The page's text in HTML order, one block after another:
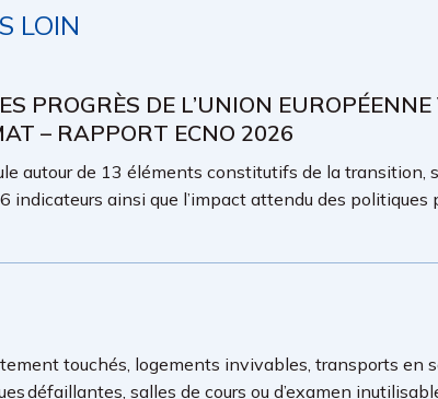
LOIN
PROGRÈS DE L’UNION
– RAPPORT ECNO 2026
autour de 13 éléments constitutifs de la transition,
indicateurs ainsi que l’impact attendu des politiques
touchés, logements invivables, transports en
défaillantes, salles de cours ou d’examen